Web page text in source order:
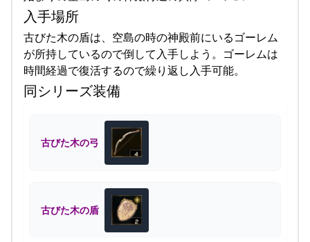
入手場所
古びた木の盾は、空島の時の神殿前にいるゴーレム
が所持しているので倒して入手しよう。ゴーレムは
時間経過で復活するので繰り返し入手可能。
同シリーズ装備
古びた木の弓
古びた木の盾